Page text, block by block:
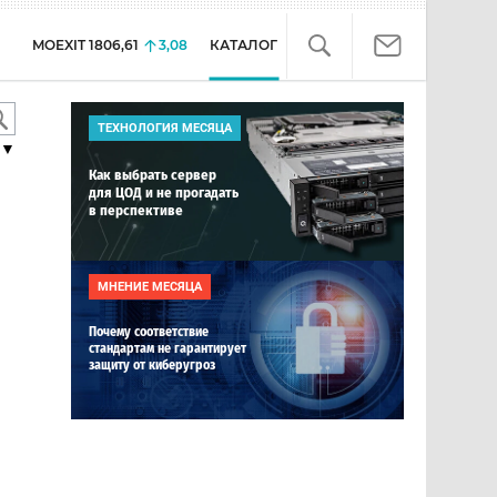
MOEXIT 1806,61 3,08 КАТАЛОГ
ТЕХНОЛОГИЯ МЕСЯЦА
Как выбрать сервер
для ЦОД и не прогадать
в перспективе
МНЕНИЕ МЕСЯЦА
Почему соответствие
стандартам не гарантирует
защиту от киберугроз